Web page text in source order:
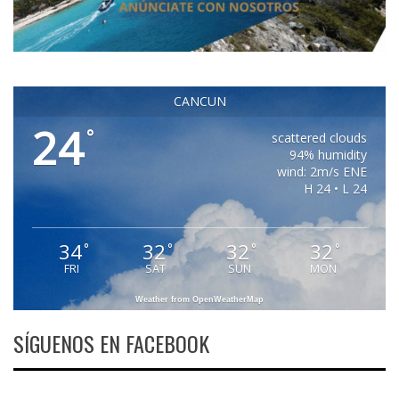
CANCUN
24°
scattered clouds
94% humidity
wind: 2m/s ENE
H 24 • L 24
34°
FRI
32°
SAT
32 °
SUN
32 °
MON
Weather from OpenWeatherMap
SÍGUENOS EN FACEBOOK